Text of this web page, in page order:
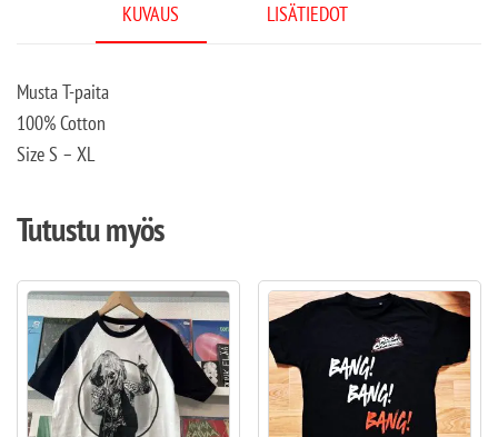
KUVAUS LISÄTIEDOT
Musta T-paita
100% Cotton
Size S – XL
Tutustu myös